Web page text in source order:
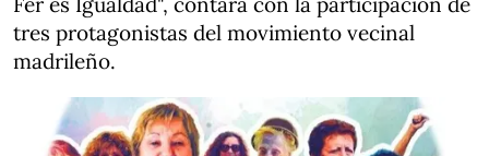
tres protagonistas del movimiento vecinal
madrileño.